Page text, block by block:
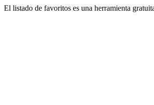
El listado de favoritos es una herramienta